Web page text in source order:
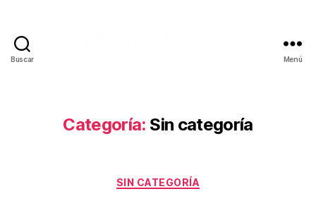
Buscar Menú
Categoría: Sin categoría
SIN CATEGORÍA